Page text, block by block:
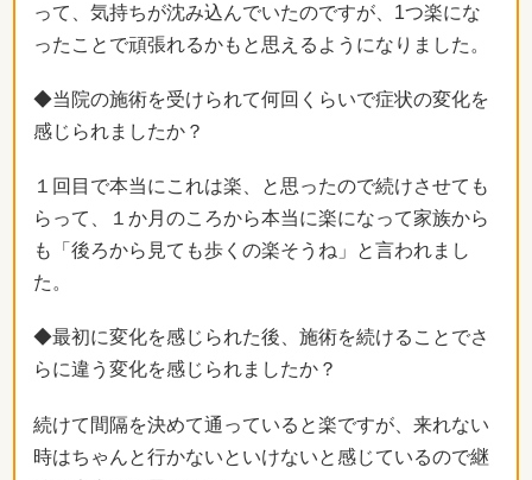
って、気持ちが沈み込んでいたのですが、1つ楽にな
ったことで頑張れるかもと思えるようになりました。
◆当院の施術を受けられて何回くらいで症状の変化を
感じられましたか？
１回目で本当にこれは楽、と思ったので続けさせても
らって、１か月のころから本当に楽になって家族から
も「後ろから見ても歩くの楽そうね」と言われまし
た。
◆最初に変化を感じられた後、施術を続けることでさ
らに違う変化を感じられましたか？
続けて間隔を決めて通っていると楽ですが、来れない
時はちゃんと行かないといけないと感じているので継